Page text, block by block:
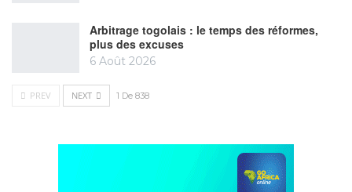
Arbitrage togolais : le temps des réformes,
plus des excuses
6 Août 2026
PREV NEXT 1 De 838